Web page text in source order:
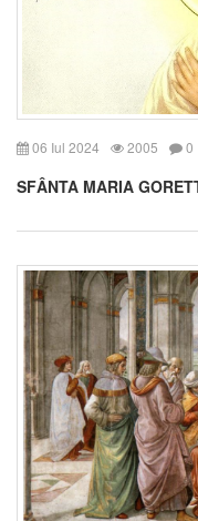
06 Iul 2024 2005 0
SFÂNTA MARIA